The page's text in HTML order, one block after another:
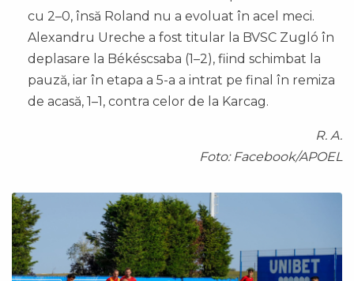
cu 2–0, însă Roland nu a evoluat în acel meci.
Alexandru Ureche a fost titular la BVSC Zugló în
deplasare la Békéscsaba (1–2), fiind schimbat la
pauză, iar în etapa a 5-a a intrat pe final în remiza
de acasă, 1–1, contra celor de la Karcag.
R. A.
Foto: Facebook/APOEL